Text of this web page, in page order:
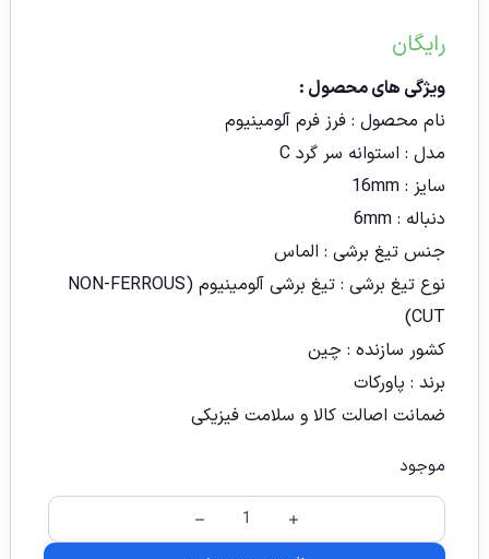
رایگان
ویژگی های محصول :
نام محصول : فرز فرم آلومینیوم
مدل : استوانه سر گرد C
سایز : 16mm
دنباله : 6mm
جنس تیغ برشی : الماس
نوع تیغ برشی : تیغ برشی آلومینیوم (NON-FERROUS
CUT)
کشور سازنده : چین
برند : پاورکات
ضمانت اصالت کالا و سلامت فیزیکی
موجود